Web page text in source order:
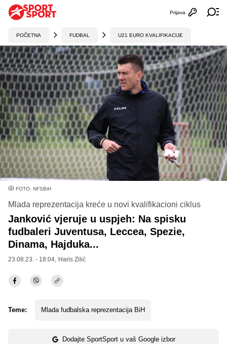
Otvori
Prijava
POČETNA FUDBAL U21 EURO KVALIFIKACIJE
FOTO: NFSBiH
Mlada reprezentacija kreće u novi kvalifikacioni ciklus
Janković vjeruje u uspjeh: Na spisku
fudbaleri Juventusa, Leccea, Spezie,
Dinama, Hajduka...
23.08.23. - 18:04, Haris Zilić
Teme: Mlada fudbalska reprezentacija BiH
Dodajte SportSport u vaš Google izbor